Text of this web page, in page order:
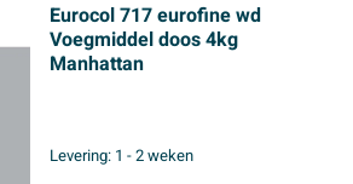
Eurocol 717 eurofine wd
Voegmiddel doos 4kg
Manhattan
Levering: 1 - 2 weken